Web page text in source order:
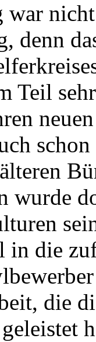
war
denn
Teil
wurde
in die
die